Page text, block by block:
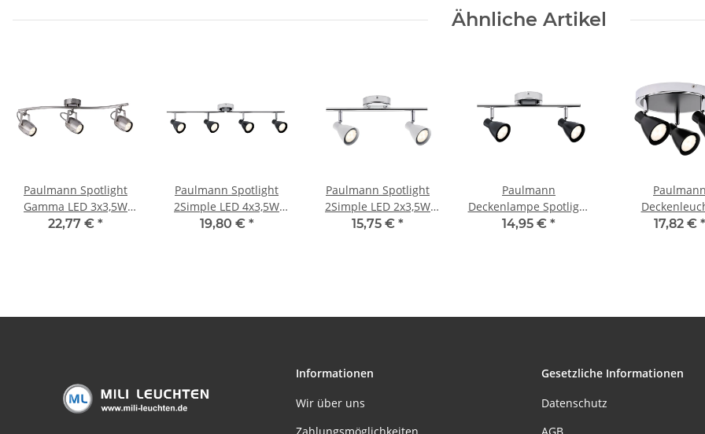
Ähnliche Artikel
Paulmann Spotlight
Gamma LED 3x3,5W
GU10 230V Nickel
22,77 € *
Paulmann Spotlight
2Simple LED 4x3,5W
GU10 230V Schwarz
19,80 € *
Paulmann Spotlight
2Simple LED 2x3,5W
GU10 230V Weiß/Chrom
15,75 € *
Paulmann
Deckenlampe Spotlight
2Simple LED 2 x 3,5W
14,95 € *
Paulmann
Spotlight17,82 € *
Informationen
Wir über uns
Gesetzliche Informationen
Datenschutz